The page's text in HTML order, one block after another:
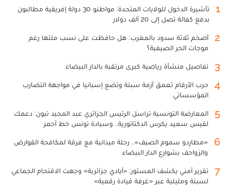
1
تأشيرة الدخول للولايات المتحدة: مواطنو 30 دولة إفريقية مطالبون
بدفع كفالة تصل إلى 20 ألف دولار
2
أضخم ثلاثة سدود بالمغرب: هل حافظت على نسب ملئها رغم
موجات الحر الصيفية؟
3 تفاصيل منشأة رياضية كبرى مرتقبة بالدار البيضاء
4
حرب الأرقام تعمق أزمة سبتة وتضع إسبانيا في مواجهة التضارب
المؤسساتي
5
المعارضة التونسية تراسل الرئيس الجزائري عبد المجيد تبون: دعمك
لقيس سعيد يكرس الدكتاتورية.. وسيادة تونس خط أحمر
6
«مطارِدو سموم الصيف».. رحلة ميدانية مع فرقة لمكافحة القوارض
والزواحف بشوارع الدار البيضاء
7
تقرير أمني يكشف المستور: «أيادي جزائرية» وجهت الاقتحام الجماعي
لسبتة ومليلية عبر «غرفة قيادة رقمية»